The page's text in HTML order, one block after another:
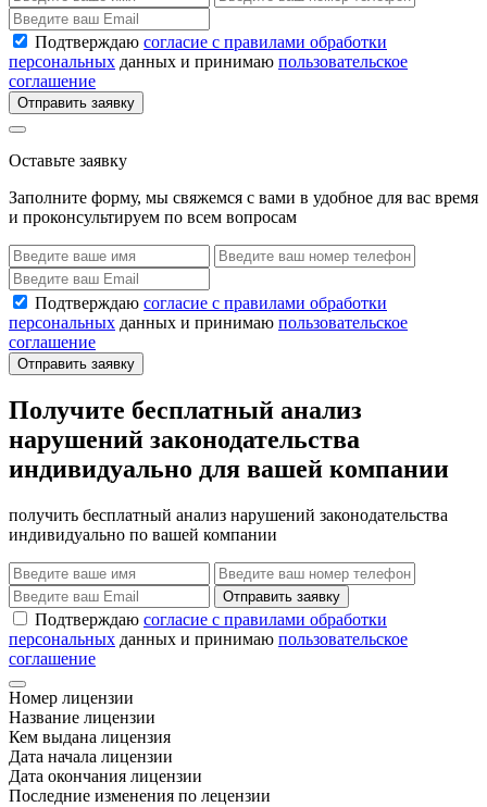
Подтверждаю согласие с правилами обработки
персональных данных и принимаю пользовательское
соглашение
Отправить заявку
Оставьте заявку
Заполните форму, мы свяжемся с вами в удобное для вас время
и проконсультируем по всем вопросам
Подтверждаю согласие с правилами обработки
персональных данных и принимаю пользовательское
соглашение
Отправить заявку
Получите бесплатный анализ
нарушений законодательства
индивидуально для вашей компании
получить бесплатный анализ нарушений законодательства
индивидуально по вашей компании
Отправить заявку
Подтверждаю согласие с правилами обработки
персональных данных и принимаю пользовательское
соглашение
Номер лицензии
Название лицензии
Кем выдана лицензия
Дата начала лицензии
Дата окончания лицензии
Последние изменения по лецензии